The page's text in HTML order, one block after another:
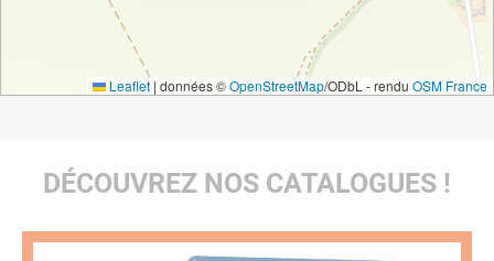
Leaflet | données ©OpenStreetMap/ODbL - rendu OSM France
DÉCOUVREZ NOS CATALOGUES !